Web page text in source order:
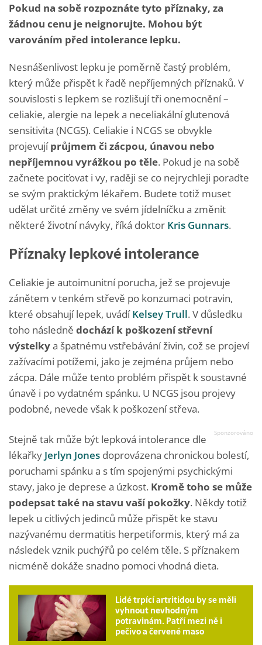
Pokud na sobě rozpoznáte tyto příznaky, za
žádnou cenu je neignorujte. Mohou být
varováním před intolerance lepku.
Nesnášenlivost lepku je poměrně častý problém,
který může přispět k řadě nepříjemných příznaků. V
souvislosti s lepkem se rozlišují tři onemocnění –
celiakie, alergie na lepek a neceliakální glutenová
sensitivita (NCGS). Celiakie i NCGS se obvykle
projevujíprůjmem či zácpou, únavou nebo
nepříjemnou vyrážkou po těle. Pokud je na sobě
začnete pociťovat i vy, raději se co nejrychleji poraďte
se svým praktickým lékařem. Budete totiž muset
udělat určité změny ve svém jídelníčku a změnit
některé životní návyky, říká doktor Kris Gunnars.
Příznaky lepkové intolerance
Celiakie je autoimunitní porucha, jež se projevuje
zánětem v tenkém střevě po konzumaci potravin,
které obsahují lepek, uvádíKelsey Trull. V důsledku
toho následně dochází k poškození střevní
výstelkya špatnému vstřebávání živin, což se projeví
zažívacími potížemi, jako je zejména průjem nebo
zácpa. Dále může tento problém přispět k soustavné
únavě i po vydatném spánku. U NCGS jsou projevy
podobné, nevede však k poškození střeva.
Stejně tak může být lepková intolerance dle
lékařky Jerlyn Jones doprovázena chronickou bolestí,
poruchami spánku a s tím spojenými psychickými
stavy, jako je deprese a úzkost. Kromě toho se může
podepsat také na stavu vaší pokožky. Někdy totiž
lepek u citlivých jedinců může přispět ke stavu
nazývanému dermatitis herpetiformis, který má za
následek vznik puchýřů po celém těle. S příznakem
nicméně dokáže snadno pomoci vhodná dieta.
Lidé trpící artritidou by se měli
vyhnout nevhodným
potravinám. Patří mezi ně i
pečivo a červené maso